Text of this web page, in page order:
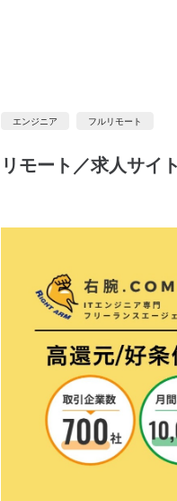
エンジニア フルリモート
リモート／求人サ